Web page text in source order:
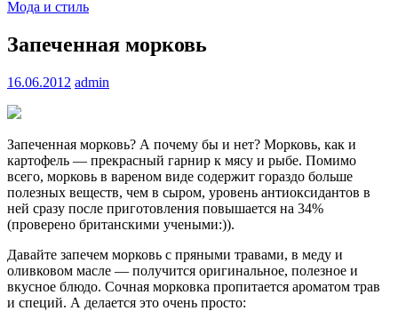
Мода и стиль
Запеченная морковь
16.06.2012 admin
Запеченная морковь? А почему бы и нет? Морковь, как и
картофель — прекрасный гарнир к мясу и рыбе. Помимо
всего, морковь в вареном виде содержит гораздо больше
полезных веществ, чем в сыром, уровень антиоксидантов в
ней сразу после приготовления повышается на 34%
(проверено британскими учеными:)).
Давайте запечем морковь с пряными травами, в меду и
оливковом масле — получится оригинальное, полезное и
вкусное блюдо. Сочная морковка пропитается ароматом трав
и специй. А делается это очень просто: